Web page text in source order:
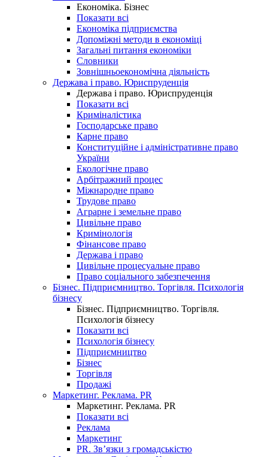
Економіка. Бізнес
Показати всі
Економіка підприємства
Допоміжні методи в економіці
Загальні питання економіки
Словники
Зовнішньоекономічна діяльність
Держава і право. Юриспруденція
Держава і право. Юриспруденція
Показати всі
Криміналістика
Господарське право
Карне право
Конституційне і адміністративне право
України
Екологічне право
Арбітражний процес
Міжнародне право
Трудове право
Аграрне і земельне право
Цивільне право
Кримінологія
Фінансове право
Держава і право
Цивільне процесуальне право
Право соціального забезпечення
Бізнес. Підприємництво. Торгівля. Психологія
бізнесу
Бізнес. Підприємництво. Торгівля.
Психологія бізнесу
Показати всі
Психологія бізнесу
Підприємництво
Бізнес
Торгівля
Продажі
Маркетинг. Реклама. PR
Маркетинг. Реклама. PR
Показати всі
Реклама
Маркетинг
PR. Зв’язки з громадськістю